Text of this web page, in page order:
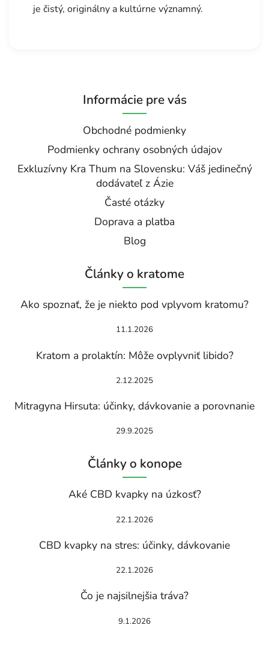
je čistý, originálny a kultúrne významný.
Informácie pre vás
Obchodné podmienky
Podmienky ochrany osobných údajov
Exkluzívny Kra Thum na Slovensku: Váš jedinečný
dodávateľ z Ázie
Časté otázky
Doprava a platba
Blog
Články o kratome
Ako spoznať, že je niekto pod vplyvom kratomu?
11.1.2026
Kratom a prolaktín: Môže ovplyvniť libido?
2.12.2025
Mitragyna Hirsuta: účinky, dávkovanie a porovnanie
29.9.2025
Články o konope
Aké CBD kvapky na úzkosť?
22.1.2026
CBD kvapky na stres: účinky, dávkovanie
22.1.2026
Čo je najsilnejšia tráva?
9.1.2026